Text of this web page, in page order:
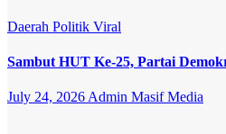
Daerah Politik Viral
Sambut HUT Ke-25, Partai
July 24, 2026 Admin Masif Media